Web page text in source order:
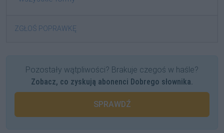
ZGŁOŚ POPRAWKĘ
Pozostały wątpliwości? Brakuje czegoś w haśle?
Zobacz, co zyskują abonenci Dobrego słownika.
SPRAWDŹ